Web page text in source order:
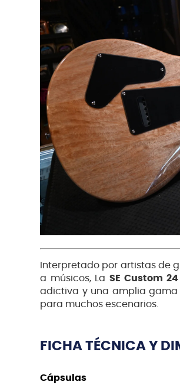
Interpretado por artistas de
a músicos, LaSE Custom 24
adictiva y una amplia gama
para muchos escenarios.
FICHA TÉCNICA Y
Cápsulas